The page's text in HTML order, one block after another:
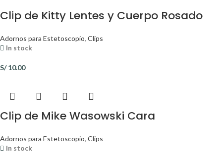
Clip de Kitty Lentes y Cuerpo Rosado
Adornos para Estetoscopio, Clips
In stock
S/10.00
Clip de Mike Wasowski Cara
Adornos para Estetoscopio, Clips
In stock